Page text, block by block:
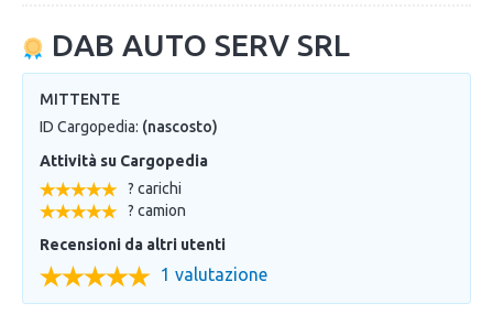
DAB AUTO SERV SRL
MITTENTE
ID Cargopedia: (nascosto)
Attività su Cargopedia
? carichi
? camion
Recensioni da altri utenti
1 valutazione